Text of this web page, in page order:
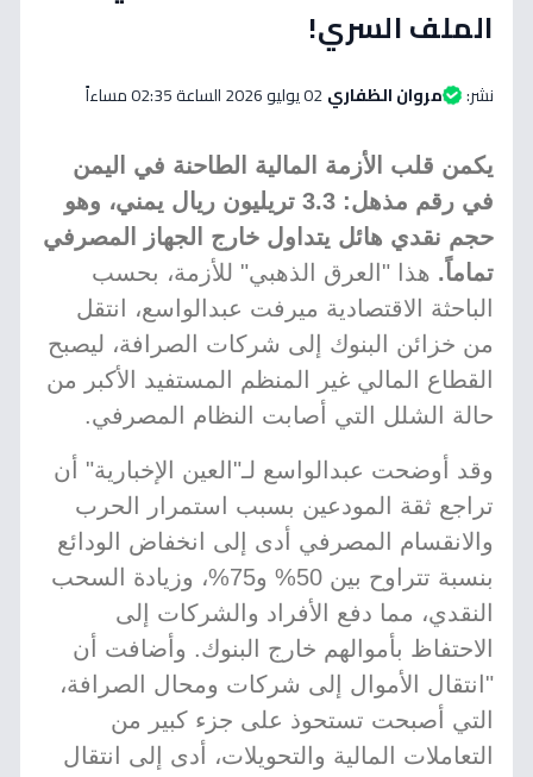
الملف السري!
نشر: مروان الظفاري02 يوليو 2026 الساعة 02:35 مساءاً
يكمن قلب الأزمة المالية الطاحنة في اليمن
في رقم مذهل: 3.3 تريليون ريال يمني، وهو
حجم نقدي هائل يتداول خارج الجهاز المصرفي
تماماً. هذا "العرق الذهبي" للأزمة، بحسب
الباحثة الاقتصادية ميرفت عبدالواسع، انتقل
من خزائن البنوك إلى شركات الصرافة، ليصبح
القطاع المالي غير المنظم المستفيد الأكبر من
حالة الشلل التي أصابت النظام المصرفي.
وقد أوضحت عبدالواسع لـ"العين الإخبارية" أن
تراجع ثقة المودعين بسبب استمرار الحرب
والانقسام المصرفي أدى إلى انخفاض الودائع
بنسبة تتراوح بين 50% و75%، وزيادة السحب
النقدي، مما دفع الأفراد والشركات إلى
الاحتفاظ بأموالهم خارج البنوك. وأضافت أن
"انتقال الأموال إلى شركات ومحال الصرافة،
التي أصبحت تستحوذ على جزء كبير من
التعاملات المالية والتحويلات، أدى إلى انتقال